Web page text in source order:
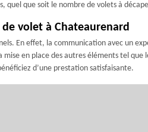
quel que soit le nombre de volets à
volet à Chateaurenard
En effet, la communication avec un
en place des autres éléments tel que
d’une prestation satisfaisante.